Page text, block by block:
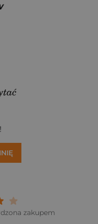
Twoja ocena:
ocena: Wybitna 9/
ocena: Rewelacyjna 8/
Bardzo dobra 7/10"
6/10"
5/10"
4/10"
10"
zakupem